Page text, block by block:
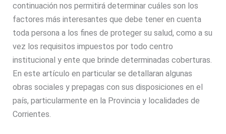
continuación nos permitirá determinar cuáles son los
factores más interesantes que debe tener en cuenta
toda persona a los fines de proteger su salud, como a su
vez los requisitos impuestos por todo centro
institucional y ente que brinde determinadas coberturas.
En este artículo en particular se detallaran algunas
obras sociales y prepagas con sus disposiciones en el
país, particularmente en la Provincia y localidades de
Corrientes.